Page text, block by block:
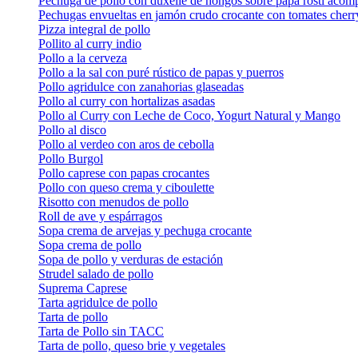
Pechugas envueltas en jamón crudo crocante con tomates
Pizza integral de pollo
Pollito al curry indio
Pollo a la cerveza
Pollo a la sal con puré rústico de papas y puerros
Pollo agridulce con zanahorias glaseadas
Pollo al curry con hortalizas asadas
Pollo al Curry con Leche de Coco, Yogurt Natural y Mango
Pollo al disco
Pollo al verdeo con aros de cebolla
Pollo Burgol
Pollo caprese con papas crocantes
Pollo con queso crema y ciboulette
Risotto con menudos de pollo
Roll de ave y espárragos
Sopa crema de arvejas y pechuga crocante
Sopa crema de pollo
Sopa de pollo y verduras de estación
Strudel salado de pollo
Suprema Caprese
Tarta agridulce de pollo
Tarta de pollo
Tarta de Pollo sin TACC
Tarta de pollo, queso brie y vegetales